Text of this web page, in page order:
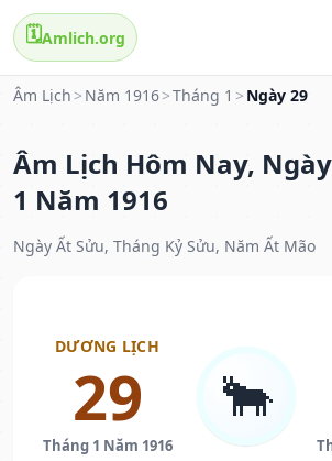
🗓️Amlich.org
Âm Lịch > Năm 1916>Tháng 1 > Ngày 29
Âm Lịch Hôm Nay,
1 Năm 1916
Ngày Ất Sửu, Tháng Kỷ Sửu, Năm Ất Mão
DƯƠNG LỊCH
29
Tháng 1 Năm 1916
🐂